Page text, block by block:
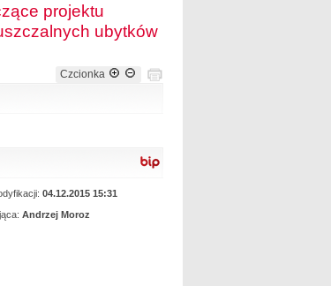
ustawy,
projektu
ubytków
Czcionka
04.12.2015 15:31
Andrzej Moroz